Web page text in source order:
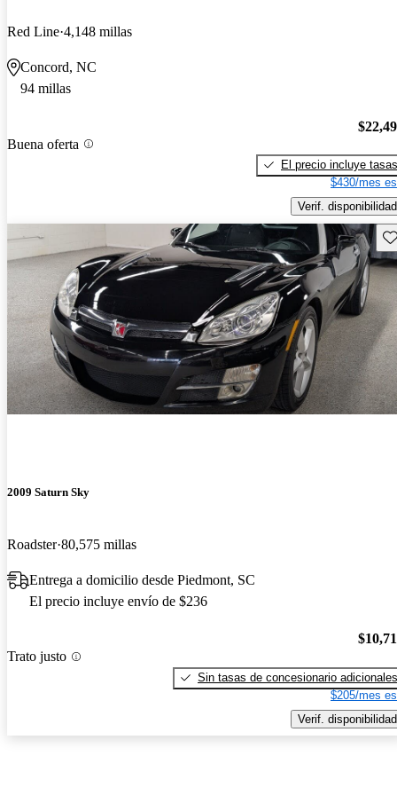
Red Line 4,148 millas
Concord, NC
94 millas
Buena oferta
El precio incluye tasas
$430/mes
Verif. disponibilidad
2009 Saturn Sky
Roadster 80,575 millas
Entrega a domicilio desde Piedmont, SC
El precio incluye envío de $236
Trato justo
Sin tasas de concesionario adicionales
$205/mes
Verif. disponibilidad